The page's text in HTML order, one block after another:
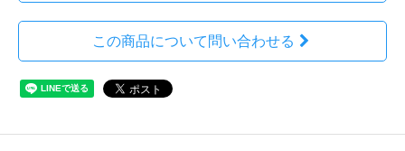
この商品について問い合わせる